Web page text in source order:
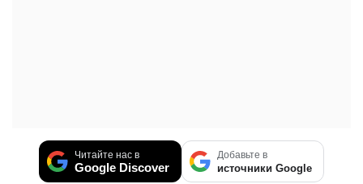
Читайте нас в
Google Discover
Добавьте в
источники Google